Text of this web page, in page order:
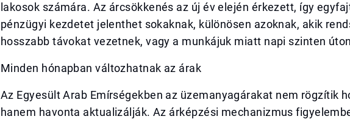
lakosok számára. Az árcsökkenés az új év elején érkezett, így
pénzügyi kezdetet jelenthet sokaknak, különösen azoknak, akik
hosszabb távokat vezetnek, vagy a munkájuk miatt napi szinten
Minden hónapban változhatnak az árak
Az Egyesült Arab Emírségekben az üzemanyagárakat nem rögzítik
hanem havonta aktualizálják. Az árképzési mechanizmus